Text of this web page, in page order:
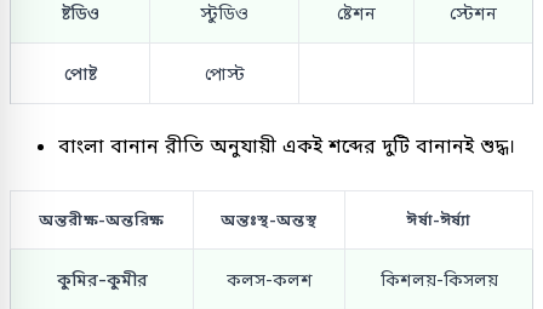
ষ্টডিও স্টুডিও ষ্টেশন স্টেশন
পোষ্ট পোস্ট
বাংলা বানান রীতি অনুযায়ী একই শব্দের দুটি বানানই শুদ্ধ।
অন্তরীক্ষ-অন্তরিক্ষ অন্তঃস্থ-অন্তস্থ ঈর্ষা-ঈর্ষ্যা
কুমির-কুমীর কলস-কলশ কিশলয়-কিসলয়